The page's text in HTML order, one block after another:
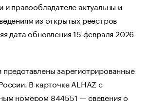
и правообладателе актуальны и
из открытых реестров
дата обновления 15 февраля 2026
зарегистрированные
В карточке ALHAZ с
номером 844551 — сведения о